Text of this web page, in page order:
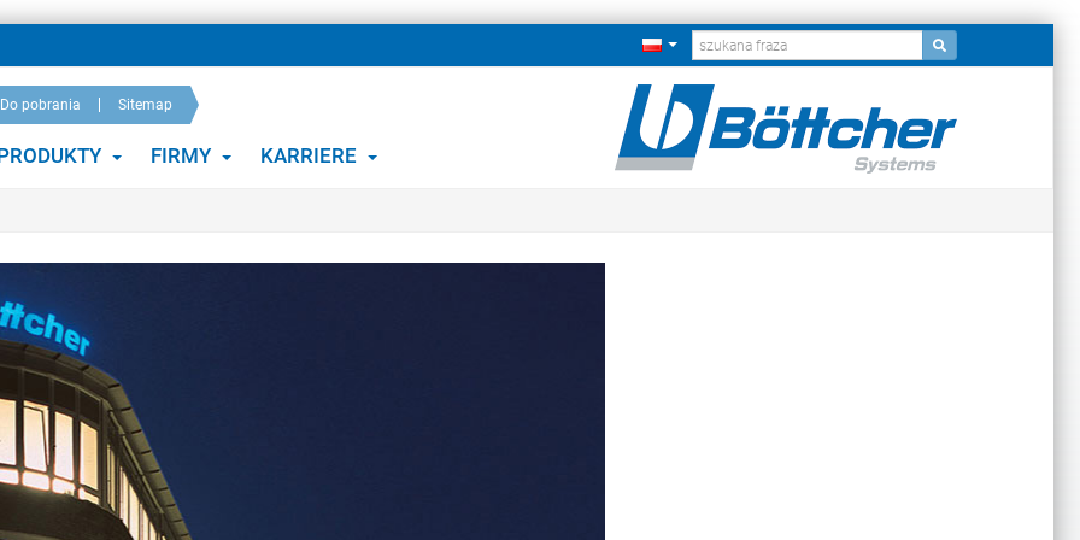
Do pobrania Sitemap
FIRMY KARRIERE